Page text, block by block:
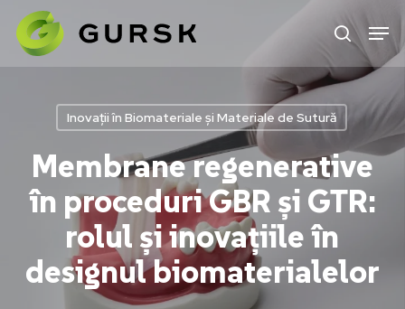
Inovații în Biomateriale și Materiale de Sutură
Membrane regenerative
în proceduri GBR și GTR:
rolul și inovațiile în
designul biomaterialelor